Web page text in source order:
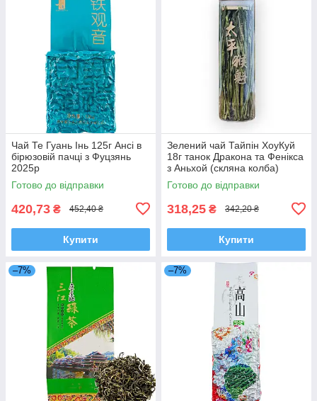
Чай Те Гуань Інь 125г Ансі в
бірюзовій пачці з Фуцзянь
2025р
Готово до відправки
420,73 ₴ 452,40 ₴
Купити
Зелений чай Тайпін ХоуКуй
18г танок Дракона та Фенікса
з Аньхой (скляна колба)
Готово до відправки
318,25 ₴ 342,20 ₴
Купити
–7% –7%